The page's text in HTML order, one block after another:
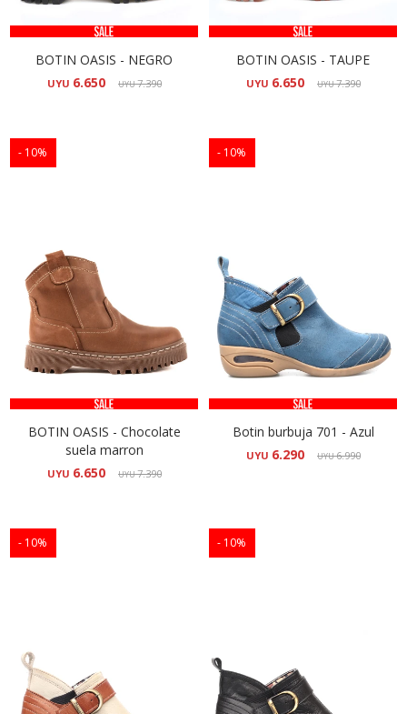
BOTIN OASIS - NEGRO
UYU 6.650 UYU7.390
BOTIN OASIS - TAUPE
UYU 6.650 UYU7.390
10
BOTIN OASIS - Chocolate
suela marron
UYU 6.650 UYU7.390
10
Botin burbuja 701 - Azul
UYU 6.290 UYU6.990
10 10